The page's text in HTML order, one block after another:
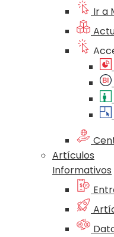
Ir a
Artículos
Informativos